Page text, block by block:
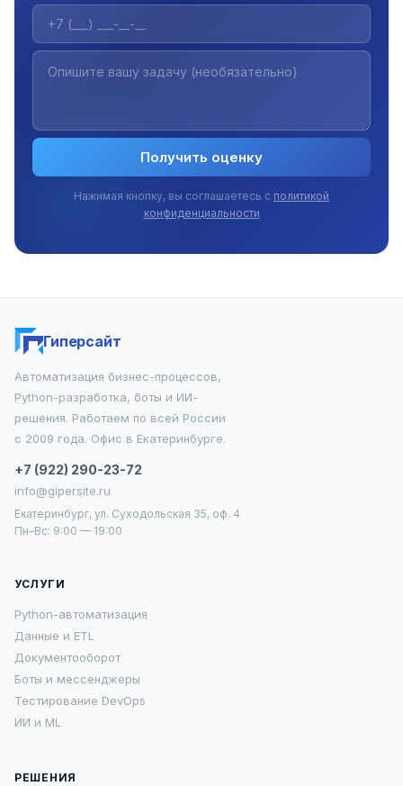
Получить оценку
Нажимая кнопку, вы соглашаетесь с политикой
конфиденциальности
Гиперсайт
Автоматизация бизнес-процессов,
Python-разработка, боты и ИИ-
решения. Работаем по всей России
с 2009 года. Офис в Екатеринбурге.
+7 (922) 290-23-72
info@gipersite.ru
Екатеринбург, ул. Суходольская 35, оф. 4
Пн–Вс: 9:00 — 19:00
УСЛУГИ
Python-автоматизация
Данные и ETL
Документооборот
Боты и мессенджеры
Тестирование DevOps
ИИ и ML
РЕШЕНИЯ